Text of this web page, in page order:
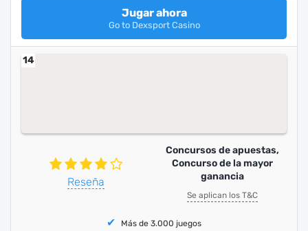
Jugar ahora
Go to Dexsport Casino
14
Reseña
Concursos de apuestas,
Concurso de la mayor
ganancia
Se aplican los T&C
Más de 3.000 juegos